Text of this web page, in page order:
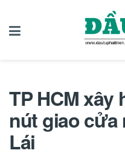
TP HCM xây
nút giao cửa
Lái